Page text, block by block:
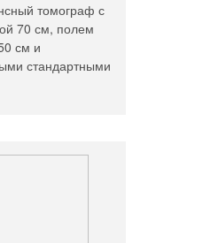
томограф с
70 см, полем
см и
стандартными